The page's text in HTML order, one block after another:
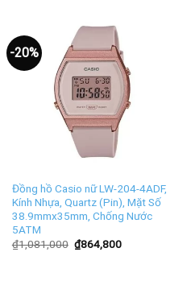
-20%
Đồng hồ Casio nữ LW-204-4ADF,
Kính Nhựa, Quartz (Pin), Mặt Số
38.9mmx35mm, Chống Nước
5ATM
₫1,081,000 ₫864,800